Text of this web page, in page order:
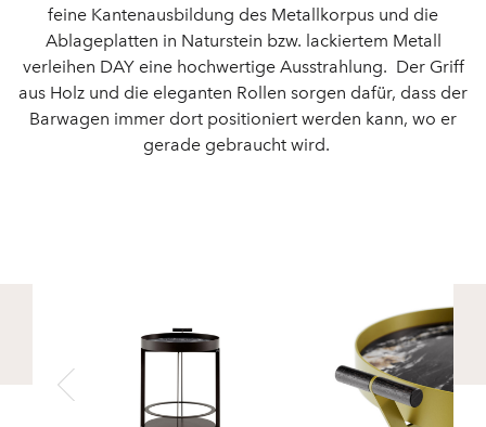
feine Kantenausbildung des Metallkorpus und die
Ablageplatten in Naturstein bzw. lackiertem Metall
verleihen DAY eine hochwertige Ausstrahlung. Der Griff
aus Holz und die eleganten Rollen sorgen dafür, dass der
Barwagen immer dort positioniert werden kann, wo er
gerade gebraucht wird.